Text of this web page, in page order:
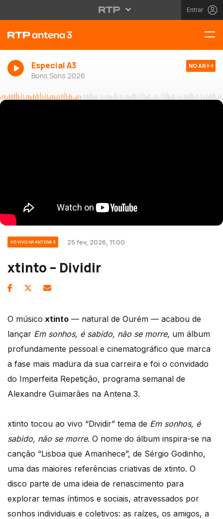
Entrar
Especial A3
Bons Sons 2026
NO AR
AO VIVO NA ANTENA 3 25 fev, 2026, 11:00
xtinto – Dividir
O músico xtinto — natural de Ourém — acabou de
lançar Em sonhos, é sabido, não se morre, um álbum
profundamente pessoal e cinematográfico que marca
a fase mais madura da sua carreira e foi o convidado
do Imperfeita Repetição, programa semanal de
Alexandre Guimarães na Antena 3.
xtinto tocou ao vivo “Dividir” tema de Em sonhos, é
sabido, não se morre. O nome do álbum inspira-se na
canção “Lisboa que Amanhece”, de Sérgio Godinho,
uma das maiores referências criativas de xtinto. O
disco parte de uma ideia de renascimento para
explorar temas íntimos e sociais, atravessados por
sonhos individuais e coletivos: as raízes, os amigos, a